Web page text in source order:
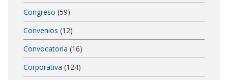
Congreso (59)
Convenios (12)
Convocatoria (16)
Corporativa (124)